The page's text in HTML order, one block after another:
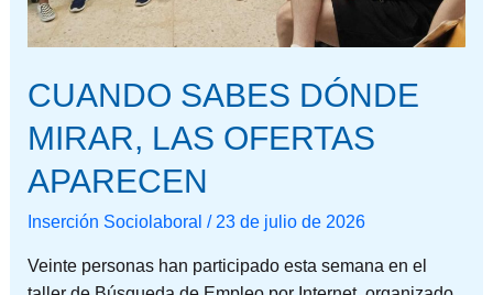
CUANDO SABES DÓNDE
MIRAR, LAS OFERTAS
APARECEN
Inserción Sociolaboral / 23 de julio de 2026
Veinte personas han participado esta semana en el